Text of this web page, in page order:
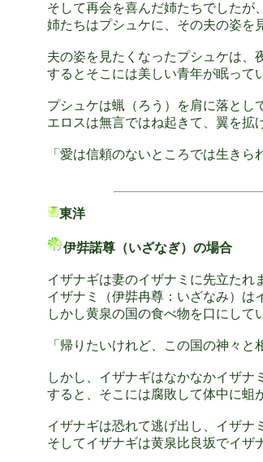
そして再会を喜んだ姉たちでしたが
姉たちはプシュケに、その夫の姿を
夫の姿を見たくなったプシュケは、
するとそこには美しい青年が眠って
プシュケは蝋（ろう）を肩に落とし
エロスは無言ではね起きて、翼を拡
「愛は信頼のないところでは生き
東洋
伊弉諾尊（いざなぎ）の場合
イザナギは妻のイザナミに先立たれ
イザナミ（伊弉冉尊：いざなみ）は
しかし黄泉の国の食べ物を口にして
「帰りたいけれど、この国の神々
しかし、イザナギはなかなかイザナ
すると、そこには腐敗して体中に蛆
イザナギは恐れて逃げ出し、イザナ
そしてイザナギは黄泉比良坂でイザ